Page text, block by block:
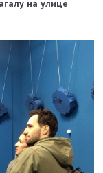
на улице